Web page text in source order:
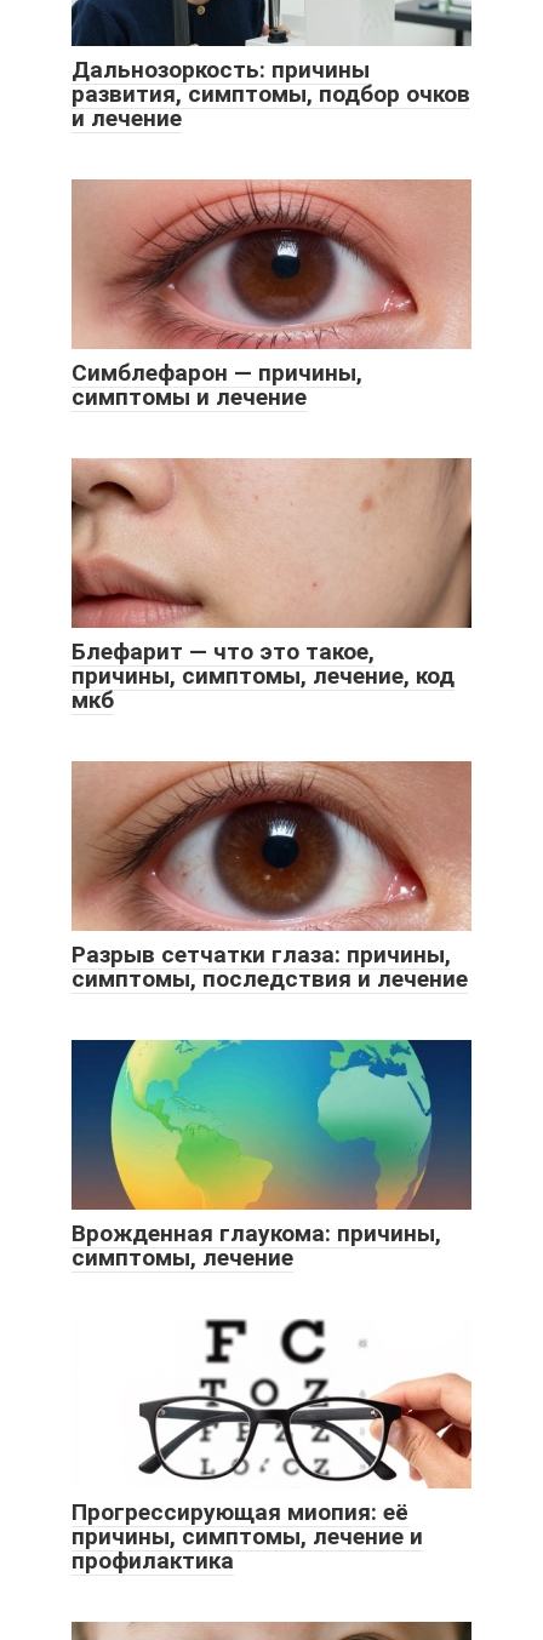
Дальнозоркость: причины
развития, симптомы, подбор очков
и лечение
Симблефарон — причины,
симптомы и лечение
Блефарит — что это такое,
причины, симптомы, лечение, код
мкб
Разрыв сетчатки глаза: причины,
симптомы, последствия и лечение
Врожденная глаукома: причины,
симптомы, лечение
Прогрессирующая миопия: её
причины, симптомы, лечение и
профилактика